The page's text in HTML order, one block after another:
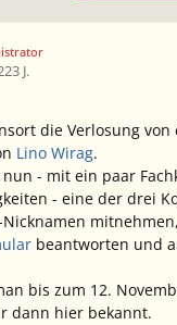
3 J.
die Verlosung
Lino Wirag.
- mit ein paar
- eine der drei
mitnehmen,
beantworten und
bis zum 12.
dann hier bekannt.